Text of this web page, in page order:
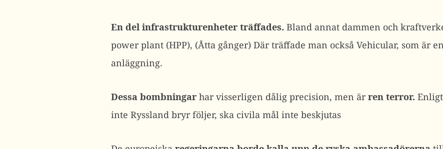
En del infrastrukturenheter träffades. Bland annat dammen och
power plant (HPP), (Åtta gånger) Där träffade man också Vehicular, som är
anläggning.
Dessa bombningar har visserligen dålig precision, men ärren terror.
inte Ryssland bryr följer, ska civila mål inte beskjutas